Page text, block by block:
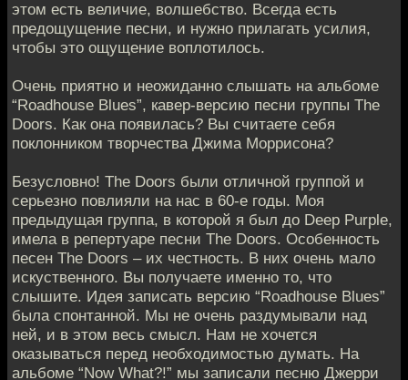
этом есть величие, волшебство. Всегда есть
предощущение песни, и нужно прилагать усилия,
чтобы это ощущение воплотилось.
Очень приятно и неожиданно слышать на альбоме
“Roadhouse Blues”, кавер-версию песни группы The
Doors. Как она появилась? Вы считаете себя
поклонником творчества Джима Моррисона?
Безусловно! The Doors были отличной группой и
серьезно повлияли на нас в 60-е годы. Моя
предыдущая группа, в которой я был до Deep Purple,
имела в репертуаре песни The Doors. Особенность
песен The Doors – их честность. В них очень мало
искуственного. Вы получаете именно то, что
слышите. Идея записать версию “Roadhouse Blues”
была спонтанной. Мы не очень раздумывали над
ней, и в этом весь смысл. Нам не хочется
оказываться перед необходимостью думать. На
альбоме “Now What?!” мы записали песню Джерри